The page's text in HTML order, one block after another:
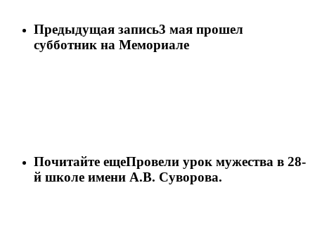
Предыдущая запись3 мая прошел
субботник на Мемориале
Почитайте ещеПровели урок мужества в 28-
й школе имени А.В. Суворова.